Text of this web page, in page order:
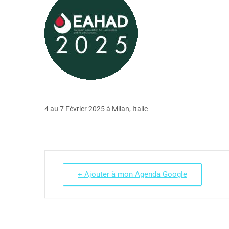
4 au 7 Février 2025 à Milan, Italie
+ Ajouter à mon Agenda Google